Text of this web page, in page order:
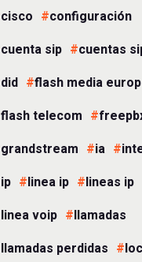
cisco
configuración
cuenta sip
cuentas
did
flash media
flash telecom
grandstream
ia
ip
linea ip
lineas ip
linea voip
llamadas
llamadas perdidas